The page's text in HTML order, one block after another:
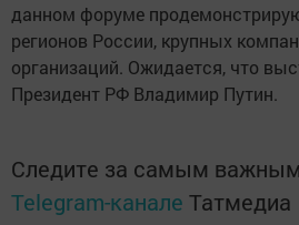
данном форуме
регионов России, крупных
организаций. Ожидается, что
Президент РФ Владимир Путин.
Следите за самым
Telegram-канале Татмедиа